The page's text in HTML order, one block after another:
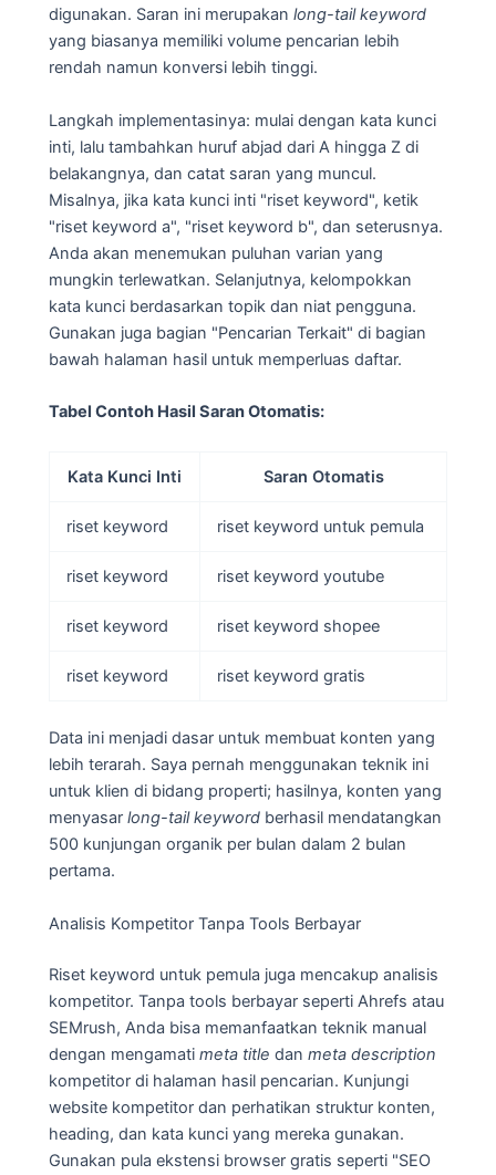
digunakan. Saran ini merupakan long-tail keyword
yang biasanya memiliki volume pencarian lebih
rendah namun konversi lebih tinggi.
Langkah implementasinya: mulai dengan kata kunci
inti, lalu tambahkan huruf abjad dari A hingga Z di
belakangnya, dan catat saran yang muncul.
Misalnya, jika kata kunci inti "riset keyword", ketik
"riset keyword a", "riset keyword b", dan seterusnya.
Anda akan menemukan puluhan varian yang
mungkin terlewatkan. Selanjutnya, kelompokkan
kata kunci berdasarkan topik dan niat pengguna.
Gunakan juga bagian "Pencarian Terkait" di bagian
bawah halaman hasil untuk memperluas daftar.
Tabel Contoh Hasil Saran Otomatis:
Kata Kunci Inti Saran Otomatis
riset keyword riset keyword untuk pemula
riset keyword riset keyword youtube
riset keyword riset keyword shopee
riset keyword riset keyword gratis
Data ini menjadi dasar untuk membuat konten yang
lebih terarah. Saya pernah menggunakan teknik ini
untuk klien di bidang properti; hasilnya, konten yang
menyasar long-tail keyword berhasil mendatangkan
500 kunjungan organik per bulan dalam 2 bulan
pertama.
Analisis Kompetitor Tanpa Tools Berbayar
Riset keyword untuk pemula juga mencakup analisis
kompetitor. Tanpa tools berbayar seperti Ahrefs atau
SEMrush, Anda bisa memanfaatkan teknik manual
dengan mengamati meta title dan meta description
kompetitor di halaman hasil pencarian. Kunjungi
website kompetitor dan perhatikan struktur konten,
heading, dan kata kunci yang mereka gunakan.
Gunakan pula ekstensi browser gratis seperti "SEO